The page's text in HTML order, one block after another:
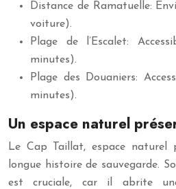
Distance de Ramatuelle:
voiture).
Plage de l’Escalet:
minutes).
Plage des Douaniers:
minutes).
Un espace naturel
Le Cap Taillat, espace naturel
longue histoire de sauvegarde.
est cruciale, car il abrite